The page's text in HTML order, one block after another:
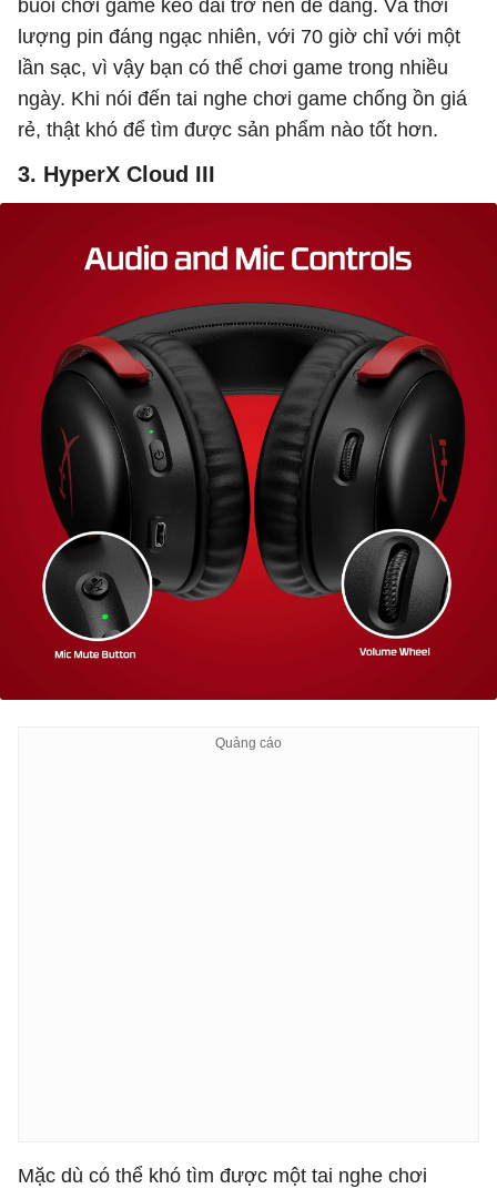
buổi chơi game kéo dài trở nên dễ dàng. Và thời
lượng pin đáng ngạc nhiên, với 70 giờ chỉ với một
lần sạc, vì vậy bạn có thể chơi game trong nhiều
ngày. Khi nói đến tai nghe chơi game chống ồn giá
rẻ, thật khó để tìm được sản phẩm nào tốt hơn.
3. HyperX Cloud III
Mặc dù có thể khó tìm được một tai nghe chơi